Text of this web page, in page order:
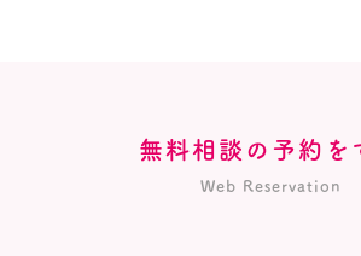
無料相談の予約を
Web Reservation